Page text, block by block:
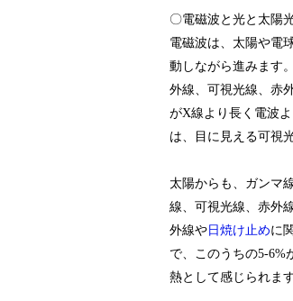
〇電磁波と光と太陽
電磁波は、太陽や電
動しながら進みます
外線、可視光線、赤
がX線より長く電波
は、目に見える可視
太陽からも、ガンマ
線、可視光線、赤外
外線や 日焼け止めに
で、このうちの5-6%
熱として感じられます